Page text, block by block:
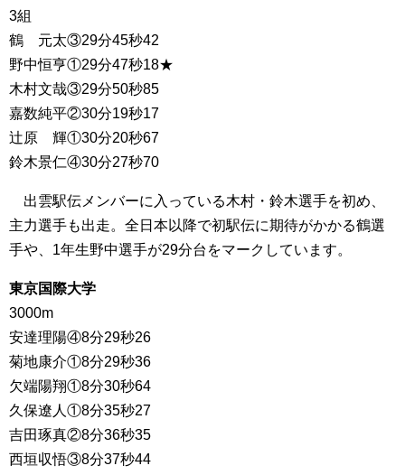
3組
鶴 元太③29分45秒42
野中恒亨①29分47秒18★
木村文哉③29分50秒85
嘉数純平②30分19秒17
辻原 輝①30分20秒67
鈴木景仁④30分27秒70
出雲駅伝メンバーに入っている木村・鈴木選手を初め、
主力選手も出走。全日本以降で初駅伝に期待がかかる鶴選
手や、1年生野中選手が29分台をマークしています。
東京国際大学
3000m
安達理陽④8分29秒26
菊地康介①8分29秒36
欠端陽翔①8分30秒64
久保遼人①8分35秒27
吉田琢真②8分36秒35
西垣収悟③8分37秒44